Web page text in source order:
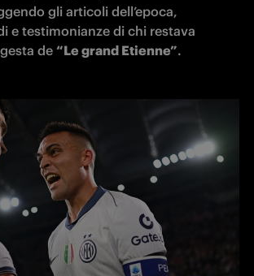
gli articoli dell’epoca,
e testimonianze di chi restava
de “Le grand Etienne”.